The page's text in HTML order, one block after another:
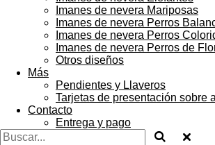
Imanes de nevera Mariposas
Imanes de nevera Perros
Imanes de nevera Perros
Imanes de nevera Perros de
Otros diseños
Más
Pendientes y Llaveros
Tarjetas de presentación sobre
Contacto
Entrega y pago